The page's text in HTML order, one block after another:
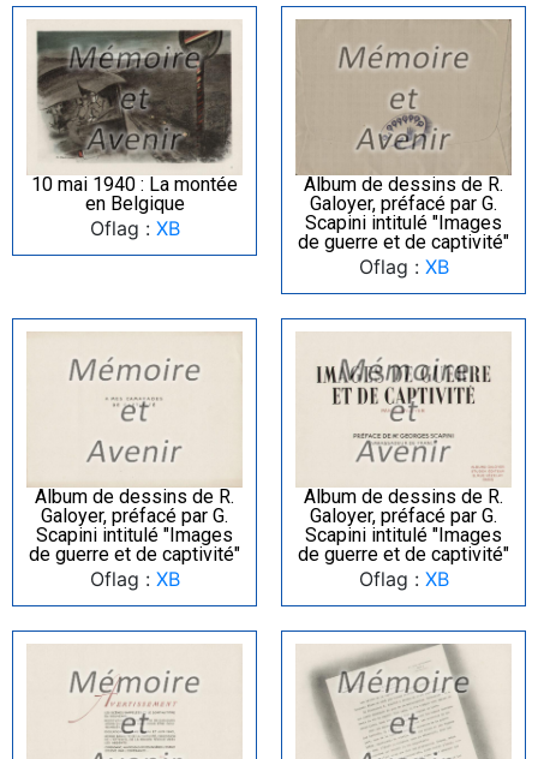
10 mai 1940 : La montée
en Belgique
Oflag : XB
Album de dessins de R.
Galoyer, préfacé par G.
Scapini intitulé "Images
de guerre et de captivité"
Oflag : XB
Album de dessins de R.
Galoyer, préfacé par G.
Scapini intitulé "Images
de guerre et de captivité"
Oflag : XB
Album de dessins de R.
Galoyer, préfacé par G.
Scapini intitulé "Images
de guerre et de captivité"
Oflag : XB